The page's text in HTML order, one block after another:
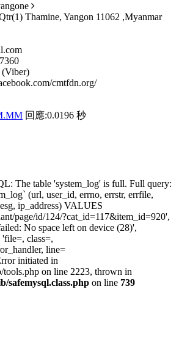
Thamine, Yangon 11062 ,Myanmar
(Viber)
cmtfdn.org/
回應:0.0196 秒
The table 'system_log' is full. Full query:
(url, user_id, errno, errstr, errfile,
ip_address) VALUES
page/id/124/?cat_id=117&item_id=920',
No space left on device (28)',
class=,
line=
initiated in
tools.php on line 2223, thrown in
safemysql.class.php on line 739